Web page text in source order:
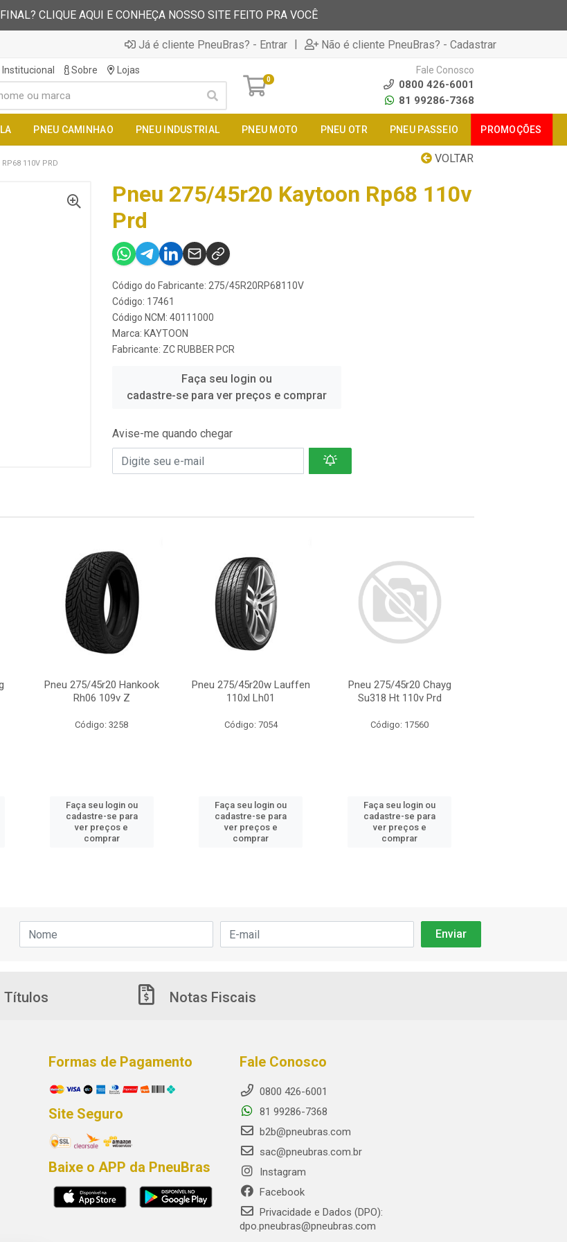
CLIQUE AQUI E CONHEÇA NOSSO SITE FEITO PRA VOCÊ
Já é cliente PneuBras? - Entrar | Não é cliente PneuBras? - Cadastrar
Institucional Sobre Lojas
0
Fale Conosco
0800 426-6001
81 99286-7368
PNEU CAMINHAO PNEU INDUSTRIAL PNEU MOTO PNEU OTR PNEU PASSEIO PROMOÇÕES
VOLTAR
110V PRD
Pneu 275/45r20 Kaytoon Rp68 110v
Prd
Código do Fabricante: 275/45R20RP68110V
Código: 17461
Código NCM: 40111000
Marca: KAYTOON
Fabricante: ZC RUBBER PCR
Faça seu login ou
cadastre-se para ver preços e comprar
Avise-me quando chegar
Pneu 275/45r20 Hankook
Rh06 109v Z
Código: 3258
Faça seu login ou
cadastre-se para
ver preços e
comprar
Pneu 275/45r20w Lauffen
110xl Lh01
Código: 7054
Faça seu login ou
cadastre-se para
ver preços e
comprar
Pneu 275/45r20 Chayg
Su318 Ht 110v Prd
Código: 17560
Faça seu login ou
cadastre-se para
ver preços e
comprar
Títulos Notas Fiscais
Formas de Pagamento
Site Seguro
Baixe o APP da PneuBras
Fale Conosco
0800 426-6001
81 99286-7368
b2b@pneubras.com
sac@pneubras.com.br
Instagram
Facebook
Privacidade e Dados (DPO):
dpo.pneubras@pneubras.com